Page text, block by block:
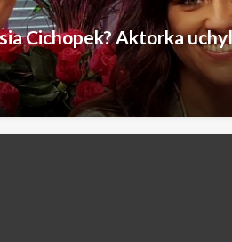
Cichopek? Aktorka